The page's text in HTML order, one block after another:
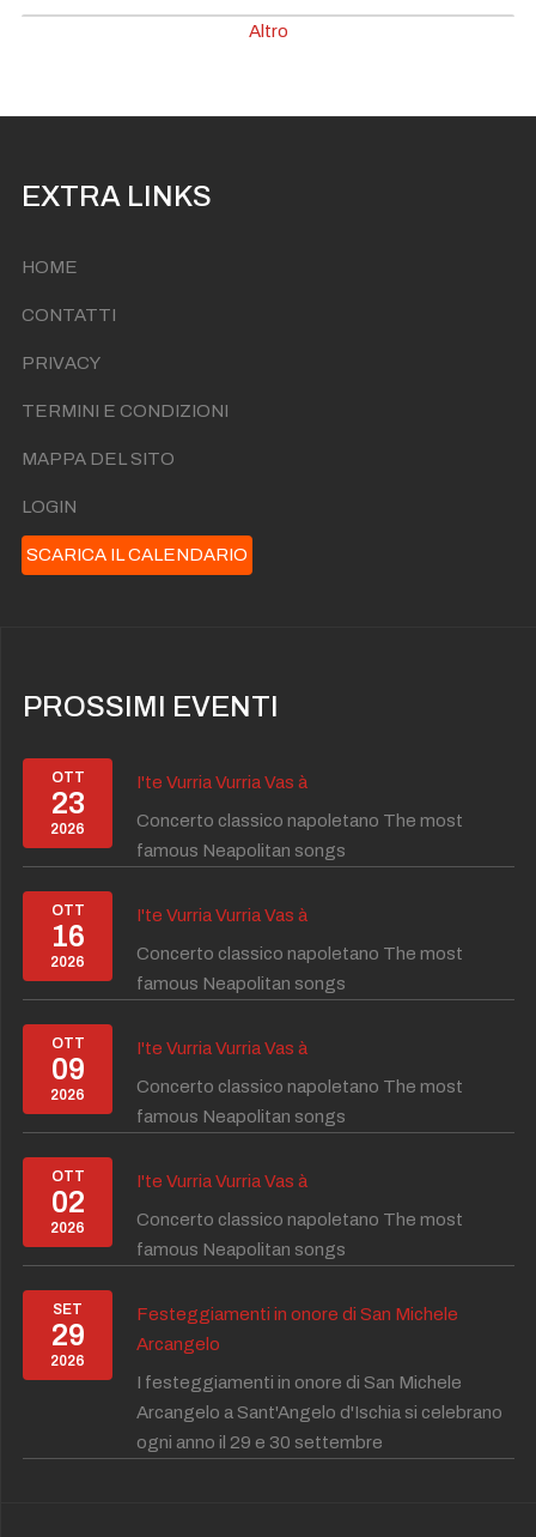
I'te Vurria Vurria Vas à
Ven 28 Agosto Ore 22:00
Altro
EXTRA LINKS
HOME
CONTATTI
PRIVACY
TERMINI E CONDIZIONI
MAPPA DEL SITO
LOGIN
SCARICA IL CALENDARIO
PROSSIMI EVENTI
OTT
23
2026
I'te Vurria Vurria Vas à
Concerto classico napoletano The most
famous Neapolitan songs
OTT
16
2026
I'te Vurria Vurria Vas à
Concerto classico napoletano The most
famous Neapolitan songs
OTT
09
2026
I'te Vurria Vurria Vas à
Concerto classico napoletano The most
famous Neapolitan songs
OTT
02
2026
I'te Vurria Vurria Vas à
Concerto classico napoletano The most
famous Neapolitan songs
SET
29
2026
Festeggiamenti in onore di San Michele
Arcangelo
I festeggiamenti in onore di San Michele
Arcangelo a Sant'Angelo d'Ischia si celebrano
ogni anno il 29 e 30 settembre